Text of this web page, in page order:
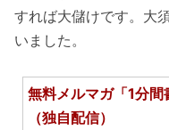
すれば大儲けです。大
いました。
無料メルマガ「1分間
（独自配信）